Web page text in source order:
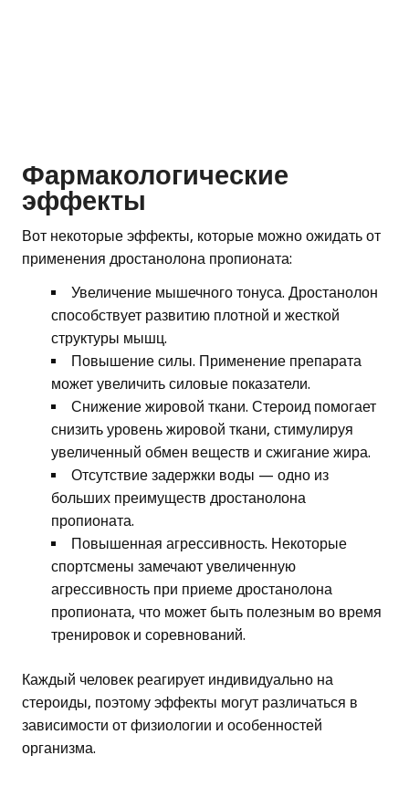
Фармакологические
эффекты
Вот некоторые эффекты, которые можно ожидать от
применения дростанолона пропионата:
Увеличение мышечного тонуса. Дростанолон
способствует развитию плотной и жесткой
структуры мышц.
Повышение силы. Применение препарата
может увеличить силовые показатели.
Снижение жировой ткани. Стероид помогает
снизить уровень жировой ткани, стимулируя
увеличенный обмен веществ и сжигание жира.
Отсутствие задержки воды — одно из
больших преимуществ дростанолона
пропионата.
Повышенная агрессивность. Некоторые
спортсмены замечают увеличенную
агрессивность при приеме дростанолона
пропионата, что может быть полезным во время
тренировок и соревнований.
Каждый человек реагирует индивидуально на
стероиды, поэтому эффекты могут различаться в
зависимости от физиологии и особенностей
организма.